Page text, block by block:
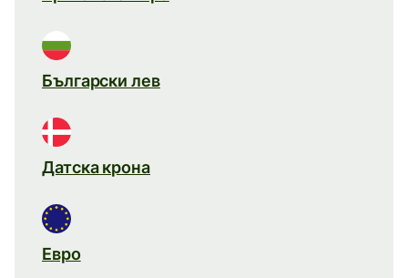
Български лев
Датска крона
Евро